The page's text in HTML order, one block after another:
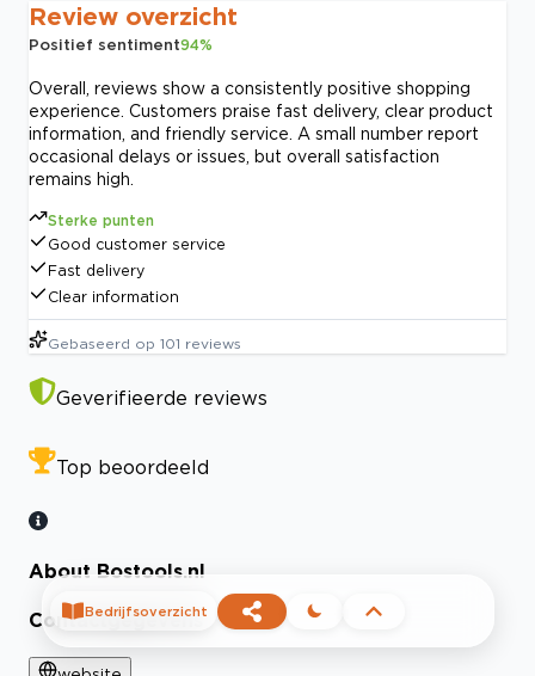
Review overzicht
Positief sentiment94%
Overall, reviews show a consistently positive shopping
experience. Customers praise fast delivery, clear product
information, and friendly service. A small number report
occasional delays or issues, but overall satisfaction
remains high.
Sterke punten
Good customer service
Fast delivery
Clear information
Gebaseerd op 101 reviews
Geverifieerde reviews
Top beoordeeld
About Bostools.nl
Contactgegevens
Bedrijfsoverzicht